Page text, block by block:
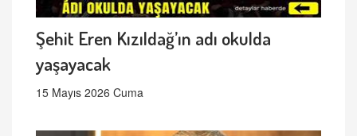
Şehit Eren Kızıldağ’ın adı okulda
yaşayacak
15 Mayıs 2026 Cuma